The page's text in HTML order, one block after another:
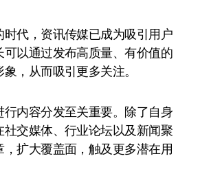
可以通过发布高质量、有价值的
，从而吸引更多关注。
内容分发至关重要。除了自身
社交媒体、行业论坛以及新闻聚
扩大覆盖面，触及更多潜在用